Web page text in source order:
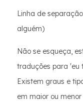
Linha de
alguém)
Não se esqueça,
traduções para 'eu
Existem graus e
em maior ou